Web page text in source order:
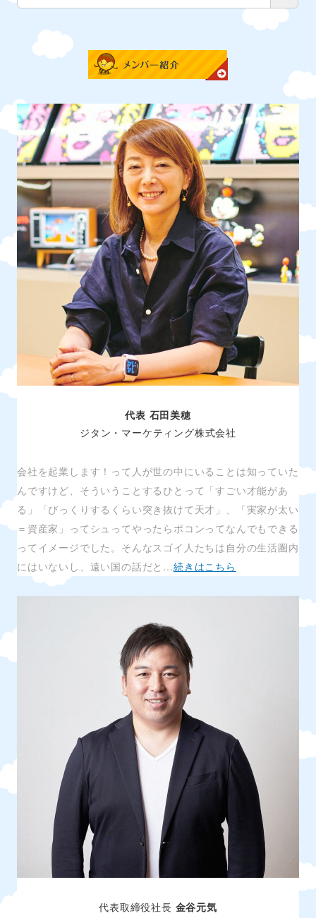
代表 石田美穂
ジタン・マーケティング株式会社
会社を起業します！って人が世の中にいることは知っていた
んですけど、そういうことするひとって「すごい才能があ
る」「びっくりするくらい突き抜けて天才」、「実家が太い
＝資産家」ってシュってやったらポコンってなんでもできる
ってイメージでした。そんなスゴイ人たちは自分の生活圏内
にはいないし、遠い国の話だと…続きはこちら
代表取締役社長 金谷元気